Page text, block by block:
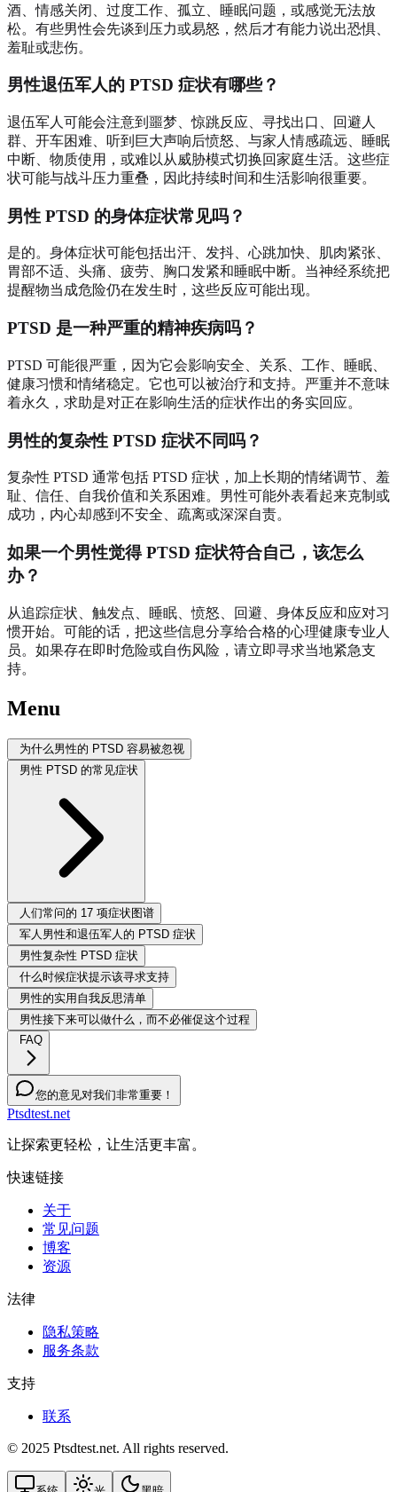
酒、情感关闭、过度工作、孤立、睡眠问题，或感觉无法放
松。有些男性会先谈到压力或易怒，然后才有能力说出恐惧、
羞耻或悲伤。
男性退伍军人的 PTSD 症状有哪些？
退伍军人可能会注意到噩梦、惊跳反应、寻找出口、回避人
群、开车困难、听到巨大声响后愤怒、与家人情感疏远、睡眠
中断、物质使用，或难以从威胁模式切换回家庭生活。这些症
状可能与战斗压力重叠，因此持续时间和生活影响很重要。
男性 PTSD 的身体症状常见吗？
是的。身体症状可能包括出汗、发抖、心跳加快、肌肉紧张、
胃部不适、头痛、疲劳、胸口发紧和睡眠中断。当神经系统把
提醒物当成危险仍在发生时，这些反应可能出现。
PTSD 是一种严重的精神疾病吗？
PTSD 可能很严重，因为它会影响安全、关系、工作、睡眠、
健康习惯和情绪稳定。它也可以被治疗和支持。严重并不意味
着永久，求助是对正在影响生活的症状作出的务实回应。
男性的复杂性 PTSD 症状不同吗？
复杂性 PTSD 通常包括 PTSD 症状，加上长期的情绪调节、羞
耻、信任、自我价值和关系困难。男性可能外表看起来克制或
成功，内心却感到不安全、疏离或深深自责。
如果一个男性觉得 PTSD 症状符合自己，该怎么
办？
从追踪症状、触发点、睡眠、愤怒、回避、身体反应和应对习
惯开始。可能的话，把这些信息分享给合格的心理健康专业人
员。如果存在即时危险或自伤风险，请立即寻求当地紧急支
持。
Menu
为什么男性的 PTSD 容易被忽视
男性 PTSD 的常见症状
人们常问的 17 项症状图谱
军人男性和退伍军人的 PTSD 症状
男性复杂性 PTSD 症状
什么时候症状提示该寻求支持
男性的实用自我反思清单
男性接下来可以做什么，而不必催促这个过程
FAQ
您的意见对我们非常重要！
Ptsdtest.net
让探索更轻松，让生活更丰富。
快速链接
关于
常见问题
博客
资源
法律
隐私策略
服务条款
支持
联系
© 2025 Ptsdtest.net. All rights reserved.